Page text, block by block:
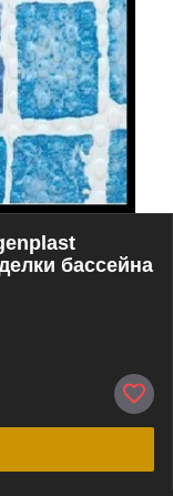
бассейна